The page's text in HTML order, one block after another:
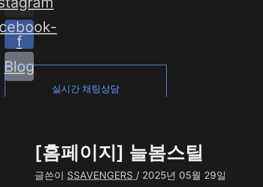
f
Blog
실시간 채팅상담
[홈페이지] 늘봄스틸
글쓴이 SSAVENGERS / 2025년 05월 29일